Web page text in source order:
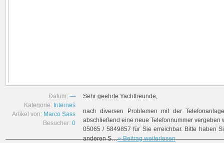
Datum: —
Kategorie: Internes
Artikel von: Marco Sass
Besucher: 0
Sehr geehrte Yachtfreunde,
nach diversen Problemen mit der
abschließend eine neue Telefonnummer vergeben
05065 / 5849857 für Sie erreichbar. Bitte haben
anderen S…»Beitrag weiterlesen